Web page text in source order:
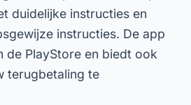
duidelijke instructies en
instructies. De app
de PlayStore en biedt ook
terugbetaling te